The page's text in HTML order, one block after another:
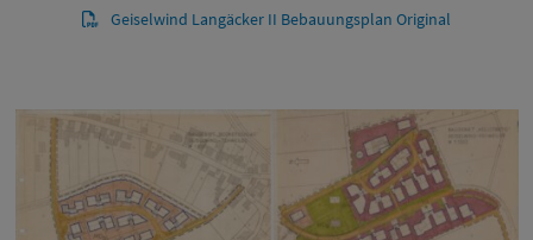
Geiselwind Langäcker II Bebauungsplan Original